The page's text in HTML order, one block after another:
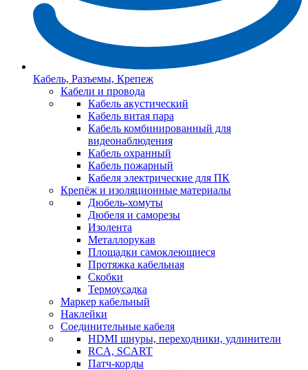
Кабель, Разъемы, Крепеж
Кабели и провода
Кабель акустический
Кабель витая пара
Кабель комбинированный для
видеонаблюдения
Кабель охранный
Кабель пожарный
Кабеля электрические для ПК
Крепёж и изоляционные материалы
Дюбель-хомуты
Дюбеля и саморезы
Изолента
Металлорукав
Площадки самоклеющиеся
Протяжка кабельная
Скобки
Термоусадка
Маркер кабельный
Наклейки
Соединительные кабеля
HDMI шнуры, переходники, удлинители
RCA, SCART
Патч-корды